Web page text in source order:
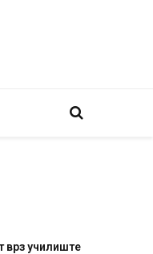
врз училиште